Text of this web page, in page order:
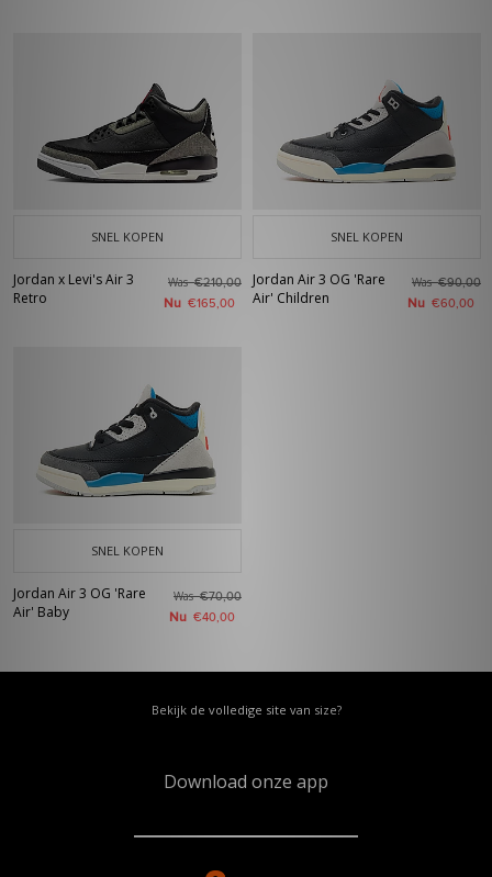
SNEL KOPEN
Jordan x Levi's Air 3
Retro
Was€210,00
Nu €165,00
SNEL KOPEN
Jordan Air 3 OG 'Rare
Air' Children
Was€90,00
Nu €60,00
SNEL KOPEN
Jordan Air 3 OG 'Rare
Air' Baby
Was€70,00
Nu €40,00
Bekijk de volledige site van size?
Download onze app